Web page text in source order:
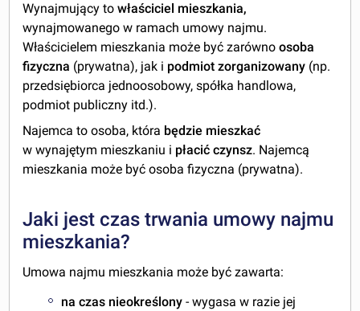
Wynajmujący towłaściciel mieszkania,
wynajmowanego w ramach umowy najmu.
Właścicielem mieszkania może być zarównoosoba
fizyczna (prywatna), jak i podmiot zorganizowany (np.
przedsiębiorca jednoosobowy, spółka handlowa,
podmiot publiczny itd.).
Najemca to osoba, która będzie mieszkać
w wynajętym mieszkaniu i płacić czynsz. Najemcą
mieszkania może być osoba fizyczna (prywatna).
Jaki jest czas trwania umowy najmu
mieszkania?
Umowa najmu mieszkania może być zawarta:
na czas nieokreślony - wygasa w razie jej